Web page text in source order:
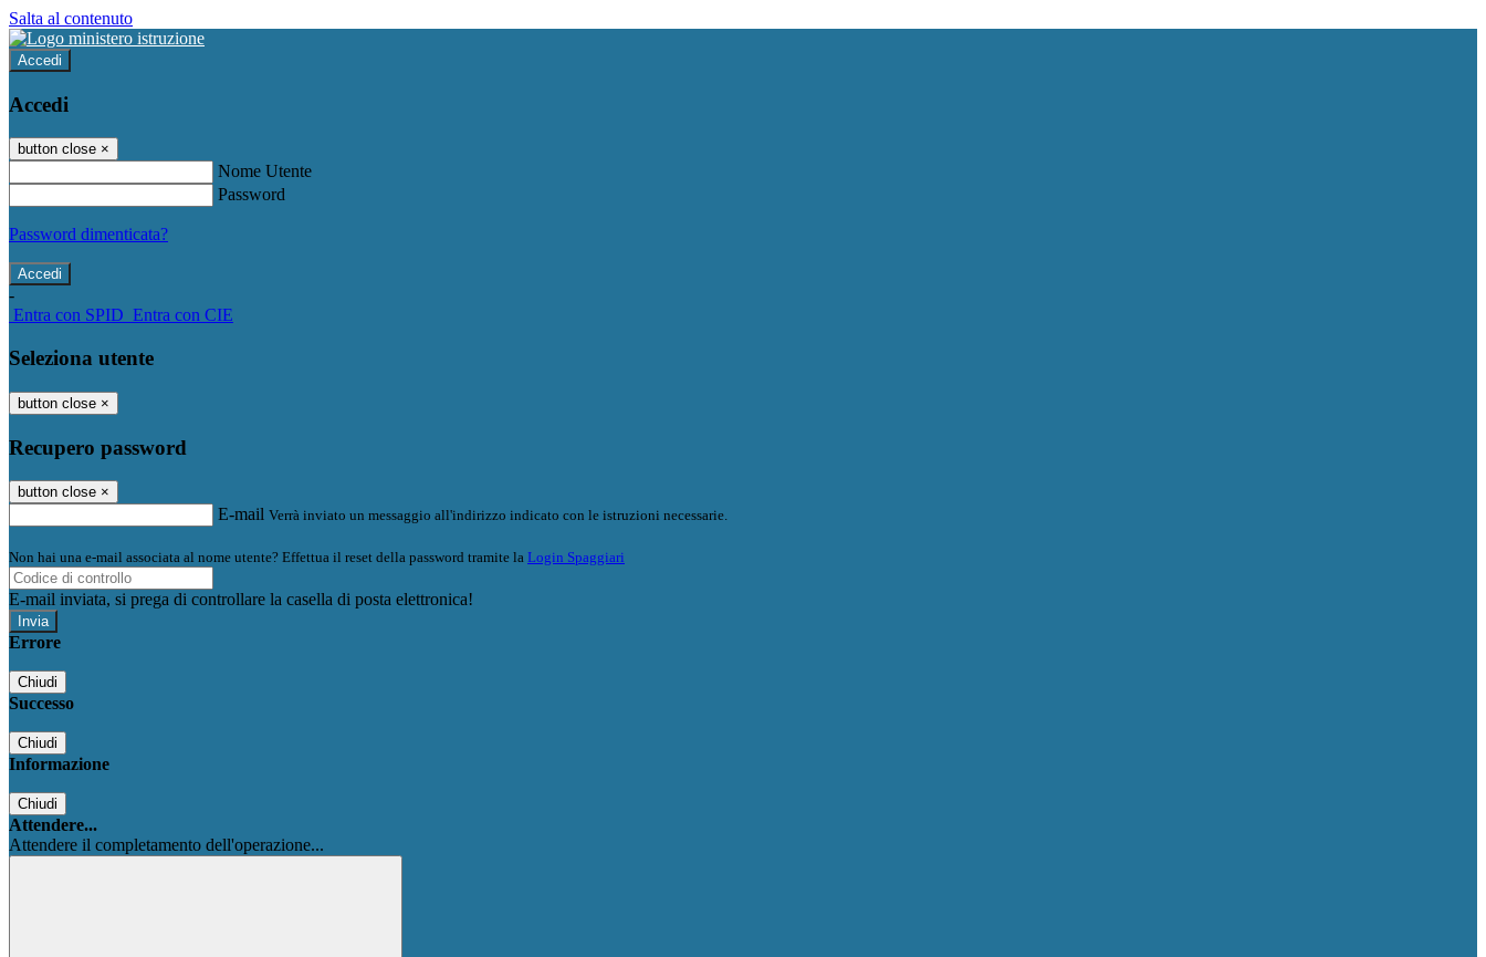
Salta al contenuto
Accedi
Accedi
button close ×
Nome Utente
Password
Password dimenticata?
-
Entra con SPID Entra con CIE
Seleziona utente
button close ×
Recupero password
button close ×
E-mail Verrà inviato un messaggio all'indirizzo indicato con le istruzioni necessarie.
Non hai una e-mail associata al nome utente? Effettua il reset della password tramite la Login Spaggiari
E-mail inviata, si prega di controllare la casella di posta elettronica!
Errore
Chiudi
Successo
Chiudi
Informazione
Chiudi
Attendere...
Attendere il completamento dell'operazione...